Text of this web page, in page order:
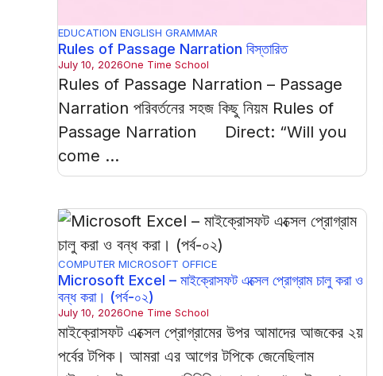
EDUCATION ENGLISH GRAMMAR
Rules of Passage Narration বিস্তারিত
July 10, 2026One Time School
Rules of Passage Narration – Passage
Narration পরিবর্তনের সহজ কিছু নিয়ম Rules of
Passage Narration Direct: “Will you
come ...
COMPUTER MICROSOFT OFFICE
Microsoft Excel – মাইক্রোসফট এক্সেল প্রোগ্রাম চালু করা ও
বন্ধ করা। (পর্ব-০২)
July 10, 2026One Time School
মাইক্রোসফট এক্সেল প্রোগ্রামের উপর আমাদের আজকের ২য়
পর্বের টপিক। আমরা এর আগের টপিকে জেনেছিলাম